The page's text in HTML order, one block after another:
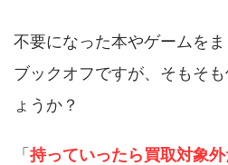
不要になった本やゲームを
ブックオフですが、そもそ
ょうか？
「 持っていったら買取対象